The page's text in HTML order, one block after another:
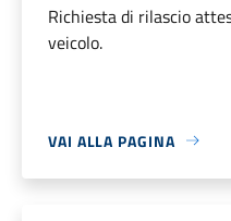
Richiesta di rilascio
veicolo.
VAI ALLA PAGINA